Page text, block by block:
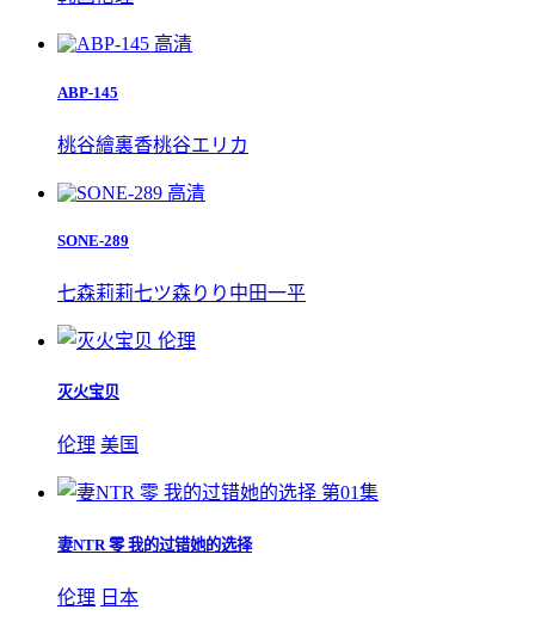
高清
ABP-145
桃谷繪裏香桃谷エリカ
高清
SONE-289
七森莉莉七ツ森りり 中田一平
伦理
灭火宝贝
伦理 美国
第01集
妻NTR 零 我的过错她的选择
伦理 日本